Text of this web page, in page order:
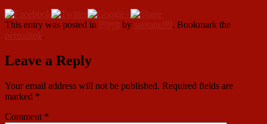
This entry was posted in ত্রিপুরা by santanu99. Bookmark the
permalink.
Leave a Reply
Your email address will not be published. Required fields are
marked *
Comment *